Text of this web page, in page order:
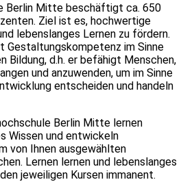
Berlin Mitte beschäftigt ca. 650
Ziel ist es, hochwertige
lebenslanges Lernen zu fördern.
Gestaltungskompetenz im Sinne
Bildung, d.h. er befähigt Menschen,
und anzuwenden, um im Sinne
entscheiden und handeln
Berlin Mitte lernen
Wissen und entwickeln
von Ihnen ausgewählten
Lernen lernen und lebenslanges
jeweiligen Kursen immanent.